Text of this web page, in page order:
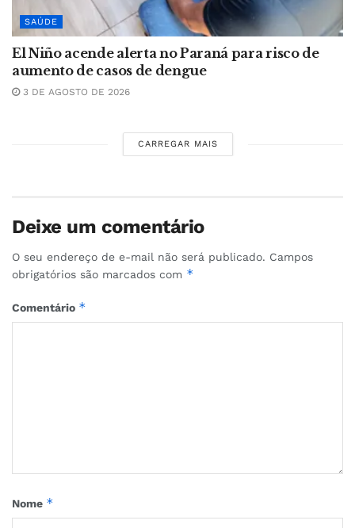
SAÚDE
El Niño acende alerta no Paraná para risco de
aumento de casos de dengue
3 DE AGOSTO DE 2026
CARREGAR MAIS
Deixe um comentário
O seu endereço de e-mail não será publicado. Campos
obrigatórios são marcados com *
Comentário *
Nome *